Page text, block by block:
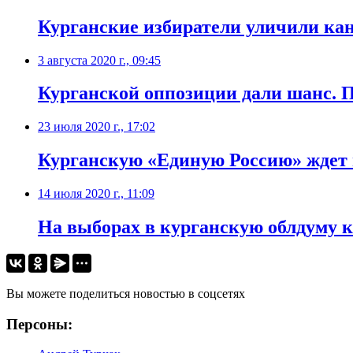
Курганские избиратели уличили
3 августа 2020 г., 09:45
Курганской оппозиции дали шанс.
23 июля 2020 г., 17:02
Курганскую «Единую Россию» ждет
14 июля 2020 г., 11:09
На выборах в курганскую облдуму
Вы можете поделиться новостью в соцсетях
Персоны: